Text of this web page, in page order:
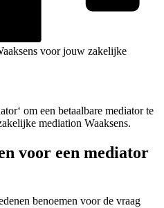
voor jouw zakelijke
om een betaalbare mediator te
mediation Waaksens.
voor een mediator
benoemen voor de vraag